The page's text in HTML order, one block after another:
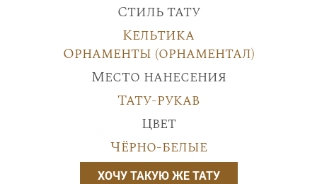
Стиль тату
Кельтика
Орнаменты (орнаментал)
Место нанесения
Тату-рукав
Цвет
Чёрно-белые
ХОЧУ ТАКУЮ ЖЕ ТАТУ